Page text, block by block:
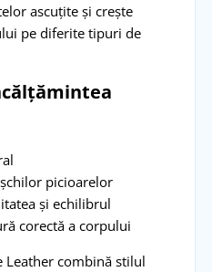
ascuțite și crește
pe diferite tipuri de
picioarelor
și echilibrul
corectă a corpului
combină stilul